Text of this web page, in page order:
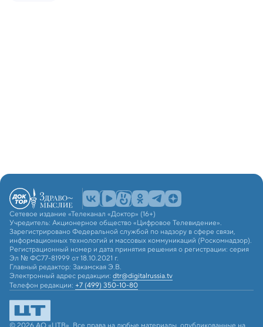
Сетевое издание «Телеканал «Доктор» (16+)
Учредитель: Акционерное общество «Цифровое Телевидение».
Зарегистрировано Федеральной службой по надзору в сфере связи,
информационных технологий и массовых коммуникаций (Роскомнадзор).
Регистрационный номер и дата принятия решения о регистрации: серия
Эл № ФС77-81999 от 18.10.2021 г.
Главный редактор: Закамская Э.В.
Электронный адрес редакции: dtr@digitalrussia.tv
Телефон редакции: +7 (499) 350-10-80
© 2026 АО «ЦТВ». Все права на любые материалы, опубликованные на